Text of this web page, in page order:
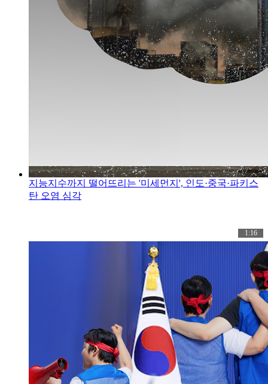
지능지수까지 떨어뜨리는 '미세먼지', 인도·중국·파키스
탄 오염 심각
1:16